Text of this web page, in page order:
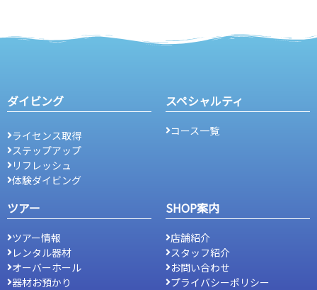
ダイビング
ライセンス取得
ステップアップ
リフレッシュ
体験ダイビング
スペシャルティ
コース一覧
ツアー
ツアー情報
レンタル器材
オーバーホール
器材お預かり
SHOP案内
店舗紹介
スタッフ紹介
お問い合わせ
プライバシーポリシー